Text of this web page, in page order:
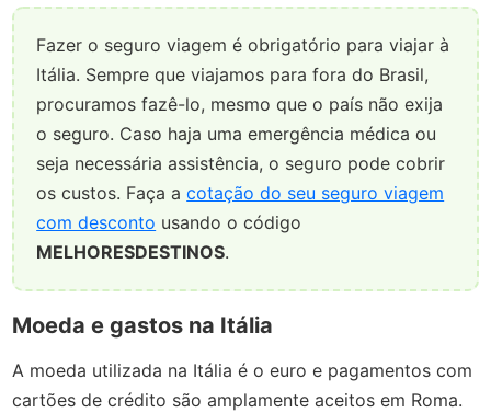
Fazer o seguro viagem é obrigatório para viajar à
Itália. Sempre que viajamos para fora do Brasil,
procuramos fazê-lo, mesmo que o país não exija
o seguro. Caso haja uma emergência médica ou
seja necessária assistência, o seguro pode cobrir
os custos. Faça acotação do seu seguro viagem
com desconto usando o código
MELHORESDESTINOS.
Moeda e gastos na Itália
A moeda utilizada na Itália é o euro e pagamentos com
cartões de crédito são amplamente aceitos em Roma.